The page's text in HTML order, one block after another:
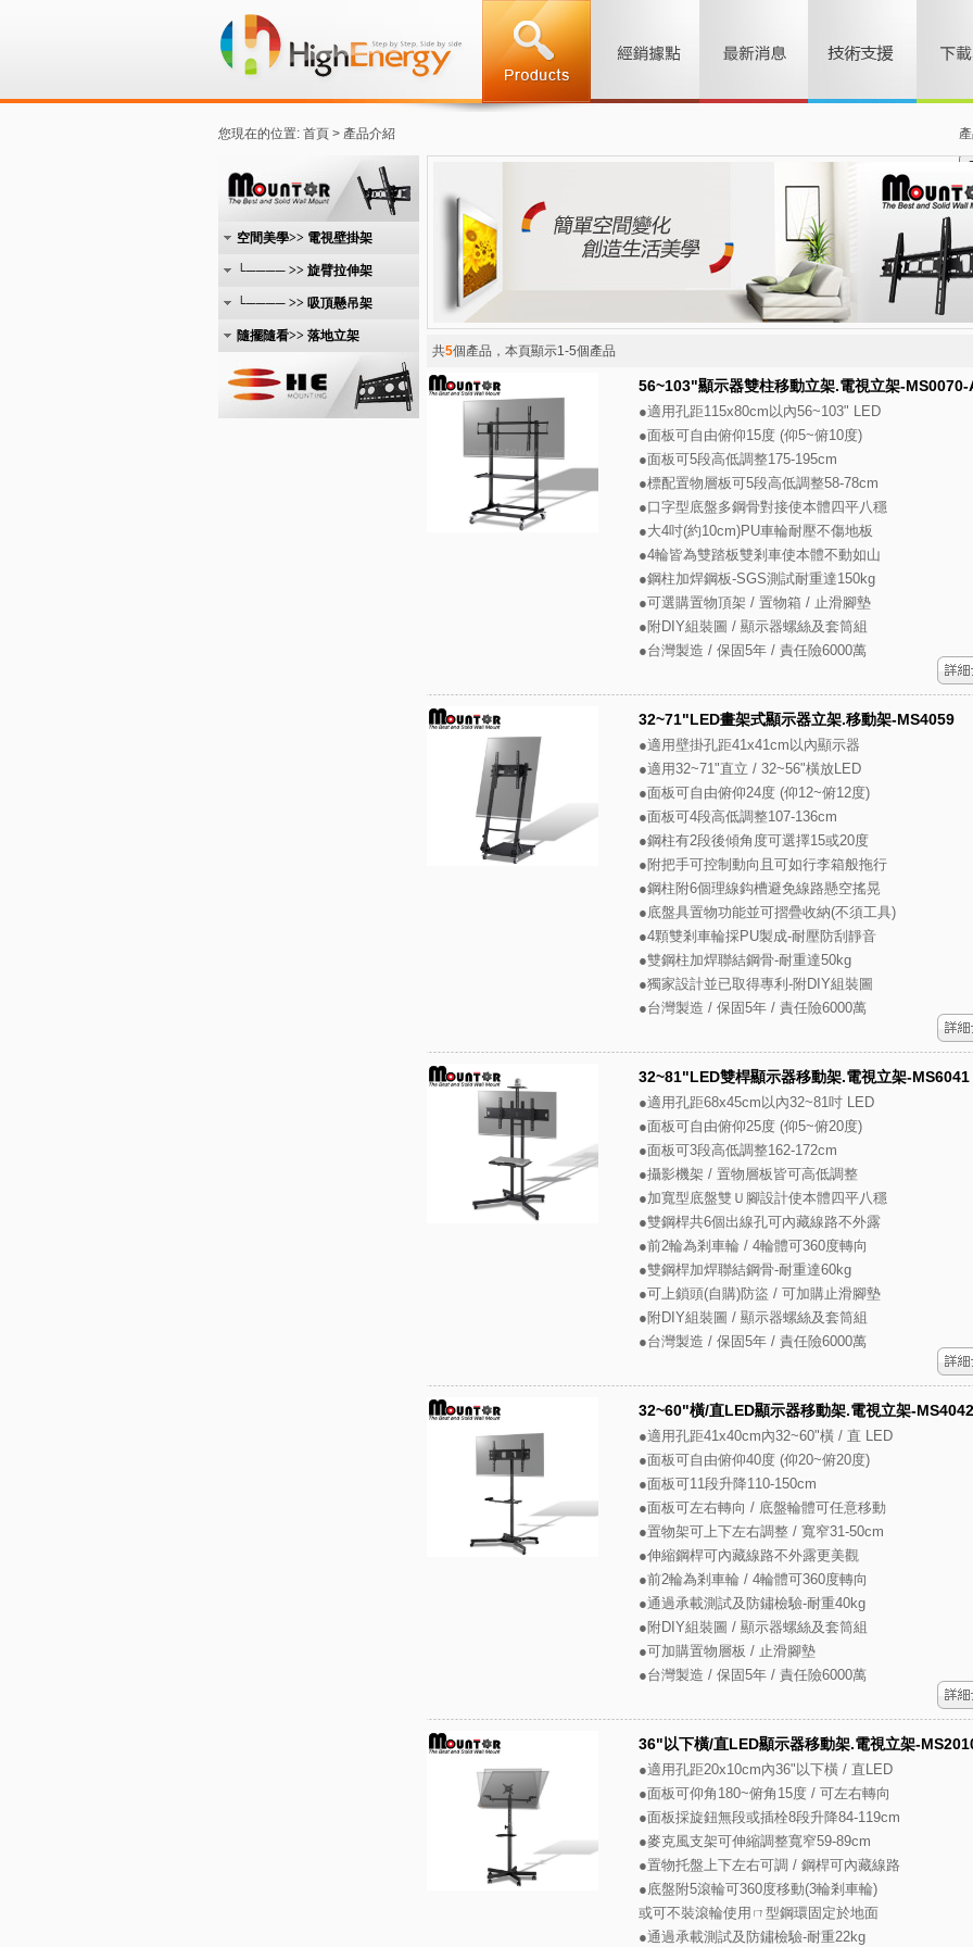
您現在的位置: 首頁 > 產品介紹
空間美學>> 電視壁掛架
└──── >> 旋臂拉伸架
└──── >> 吸頂懸吊架
隨擺隨看>> 落地立架
共5個產品，本頁顯示1-5個產品
56~103"顯示器雙柱移動立架.電視立架-MS0070-
●適用孔距115x80cm以內56~103" LED
●面板可自由俯仰15度 (仰5~俯10度)
●面板可5段高低調整175-195cm
●標配置物層板可5段高低調整58-78cm
●口字型底盤多鋼骨對接使本體四平八穩
●大4吋(約10cm)PU車輪耐壓不傷地板
●4輪皆為雙踏板雙剎車使本體不動如山
●鋼柱加焊鋼板-SGS測試耐重達150kg
●可選購置物頂架 / 置物箱 / 止滑腳墊
●附DIY組裝圖 / 顯示器螺絲及套筒組
●台灣製造 / 保固5年 / 責任險6000萬
32~71"LED畫架式顯示器立架.移動架-MS4059
●適用壁掛孔距41x41cm以內顯示器
●適用32~71"直立 / 32~56"橫放LED
●面板可自由俯仰24度 (仰12~俯12度)
●面板可4段高低調整107-136cm
●鋼柱有2段後傾角度可選擇15或20度
●附把手可控制動向且可如行李箱般拖行
●鋼柱附6個理線鈎槽避免線路懸空搖晃
●底盤具置物功能並可摺疊收納(不須工具)
●4顆雙剎車輪採PU製成-耐壓防刮靜音
●雙鋼柱加焊聯結鋼骨-耐重達50kg
●獨家設計並已取得專利-附DIY組裝圖
●台灣製造 / 保固5年 / 責任險6000萬
32~81"LED雙桿顯示器移動架.電視立架-MS6041
●適用孔距68x45cm以內32~81吋 LED
●面板可自由俯仰25度 (仰5~俯20度)
●面板可3段高低調整162-172cm
●攝影機架 / 置物層板皆可高低調整
●加寬型底盤雙Ｕ腳設計使本體四平八穩
●雙鋼桿共6個出線孔可內藏線路不外露
●前2輪為剎車輪 / 4輪體可360度轉向
●雙鋼桿加焊聯結鋼骨-耐重達60kg
●可上鎖頭(自購)防盜 / 可加購止滑腳墊
●附DIY組裝圖 / 顯示器螺絲及套筒組
●台灣製造 / 保固5年 / 責任險6000萬
32~60"橫/直LED顯示器移動架.電視立架-MS4042
●適用孔距41x40cm內32~60"橫 / 直 LED
●面板可自由俯仰40度 (仰20~俯20度)
●面板可11段升降110-150cm
●面板可左右轉向 / 底盤輪體可任意移動
●置物架可上下左右調整 / 寬窄31-50cm
●伸縮鋼桿可內藏線路不外露更美觀
●前2輪為剎車輪 / 4輪體可360度轉向
●通過承載測試及防鏽檢驗-耐重40kg
●附DIY組裝圖 / 顯示器螺絲及套筒組
●可加購置物層板 / 止滑腳墊
●台灣製造 / 保固5年 / 責任險6000萬
36"以下橫/直LED顯示器移動架.電視立架-
●適用孔距20x10cm內36"以下橫 / 直LED
●面板可仰角180~俯角15度 / 可左右轉向
●面板採旋鈕無段或插栓8段升降84-119cm
●麥克風支架可伸縮調整寬窄59-89cm
●置物托盤上下左右可調 / 鋼桿可內藏線路
●底盤附5滾輪可360度移動(3輪剎車輪)
或可不裝滾輪使用ㄇ型鋼環固定於地面
●通過承載測試及防鏽檢驗-耐重22kg